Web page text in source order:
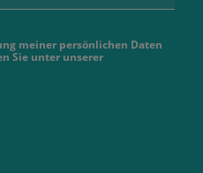
meiner persönlichen Daten
Sie unter unserer